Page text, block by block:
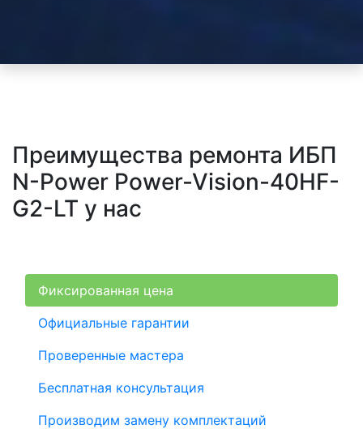
Преимущества ремонта ИБП
N-Power Power-Vision-40HF-
G2-LT у нас
Фиксированная цена
Официальные гарантии
Проверенные мастера
Бесплатная консультация
Производим замену комплектаций